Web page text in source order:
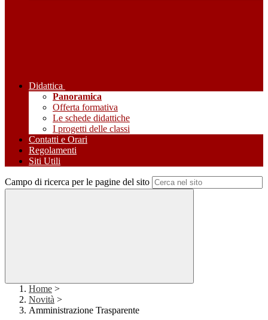
Didattica
Panoramica
Offerta formativa
Le schede didattiche
I progetti delle classi
Contatti e Orari
Regolamenti
Siti Utili
Campo di ricerca per le pagine del sito
Home >
Novità >
Amministrazione Trasparente